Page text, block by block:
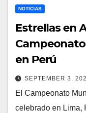
NOTICIAS
Estrellas en
en Perú
SEPTEMBER 3,
El Campeonato
celebrado en Lima,